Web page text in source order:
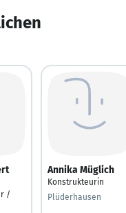
/
Annika Müglich
Konstrukteurin
Plüderhausen